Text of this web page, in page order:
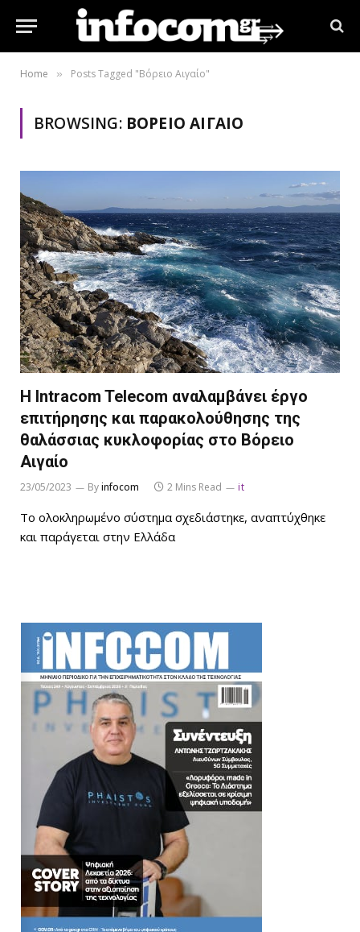
Home » Posts Tagged "Βόρειο Αιγαίο"
BROWSING: ΒΌΡΕΙΟ ΑΙΓΑΊΟ
Η Intracom Telecom αναλαμβάνει έργο
επιτήρησης και παρακολούθησης της
θαλάσσιας κυκλοφορίας στο Βόρειο
Αιγαίο
23/05/2023 Byinfocom 2 Mins Read it
Το ολοκληρωμένο σύστημα σχεδιάστηκε, αναπτύχθηκε
και παράγεται στην Ελλάδα